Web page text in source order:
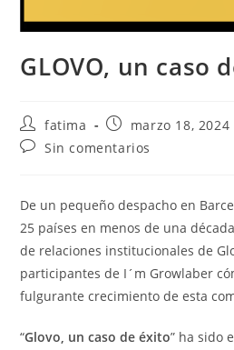
GLOVO, un caso
Autor
de
la
fatima
Publicación
de
la
marzo 18, 2024
Comentarios
entrada:
Sin comentarios
De un pequeño despacho en
25 países en menos de una
de relaciones institucionales de
participantes de I´m Growlaber
fulgurante crecimiento de esta
“Glovo, un caso de éxito” ha sido